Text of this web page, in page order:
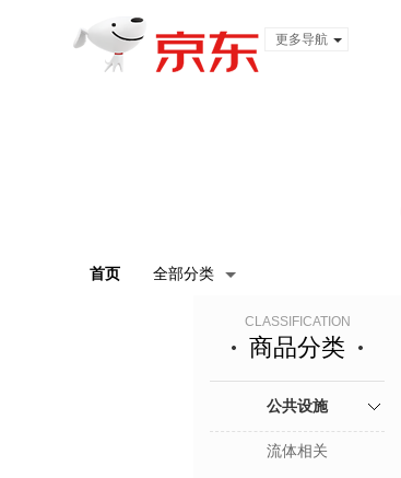
更多导航
首页 全部分类
CLASSIFICATION
商品分类
公共设施
流体相关